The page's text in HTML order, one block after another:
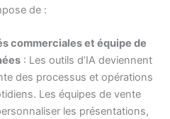
de :
commerciales et équipe de
: Les outils d’IA deviennent
des processus et opérations
Les équipes de vente
les présentations,